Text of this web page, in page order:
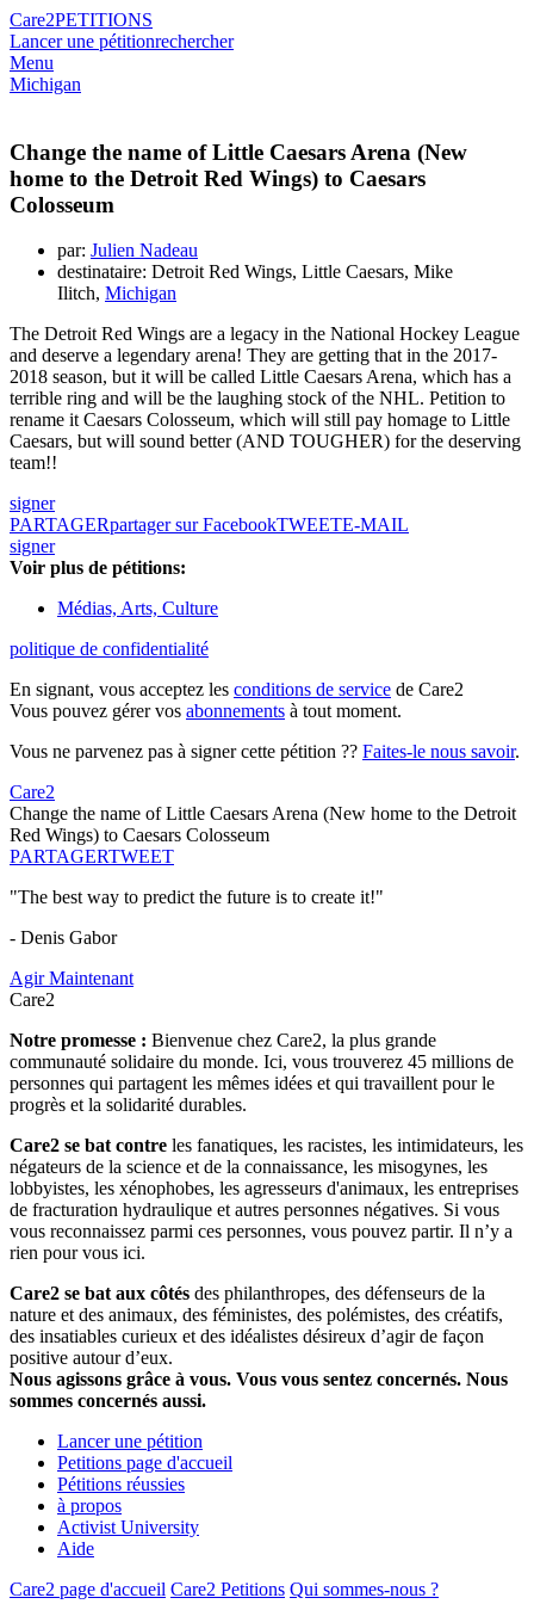
Care2PETITIONS
Lancer une pétitionrechercher
Menu
Michigan
Change the name of Little Caesars Arena (New
home to the Detroit Red Wings) to Caesars
Colosseum
par: Julien Nadeau
destinataire: Detroit Red Wings, Little Caesars, Mike
Ilitch, Michigan
The Detroit Red Wings are a legacy in the National Hockey League
and deserve a legendary arena! They are getting that in the 2017-
2018 season, but it will be called Little Caesars Arena, which has a
terrible ring and will be the laughing stock of the NHL. Petition to
rename it Caesars Colosseum, which will still pay homage to Little
Caesars, but will sound better (AND TOUGHER) for the deserving
team!!
signer
PARTAGERpartager sur FacebookTWEETE-MAIL
signer
Voir plus de pétitions:
Médias, Arts, Culture
politique de confidentialité
En signant, vous acceptez les conditions de service de Care2
Vous pouvez gérer vos abonnements à tout moment.
Vous ne parvenez pas à signer cette pétition ?? Faites-le nous savoir.
Care2
Change the name of Little Caesars Arena (New home to the Detroit
Red Wings) to Caesars Colosseum
PARTAGERTWEET
"The best way to predict the future is to create it!"
- Denis Gabor
Agir Maintenant
Care2
Notre promesse : Bienvenue chez Care2, la plus grande
communauté solidaire du monde. Ici, vous trouverez 45 millions de
personnes qui partagent les mêmes idées et qui travaillent pour le
progrès et la solidarité durables.
Care2 se bat contre les fanatiques, les racistes, les intimidateurs, les
négateurs de la science et de la connaissance, les misogynes, les
lobbyistes, les xénophobes, les agresseurs d'animaux, les entreprises
de fracturation hydraulique et autres personnes négatives. Si vous
vous reconnaissez parmi ces personnes, vous pouvez partir. Il n’y a
rien pour vous ici.
Care2 se bat aux côtés des philanthropes, des défenseurs de la
nature et des animaux, des féministes, des polémistes, des créatifs,
des insatiables curieux et des idéalistes désireux d’agir de façon
positive autour d’eux.
Nous agissons grâce à vous. Vous vous sentez concernés. Nous
sommes concernés aussi.
Lancer une pétition
Petitions page d'accueil
Pétitions réussies
à propos
Activist University
Aide
Care2 page d'accueil Care2 Petitions Qui sommes-nous ?